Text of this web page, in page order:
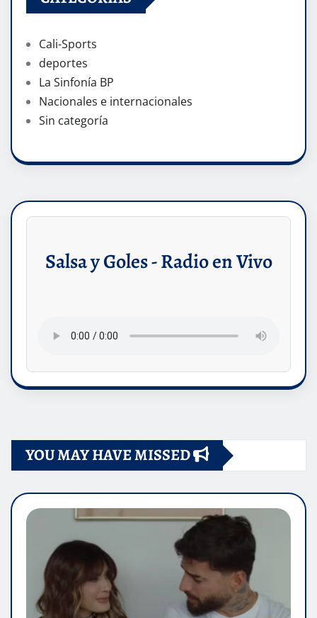
Cali-Sports
deportes
La Sinfonía BP
Nacionales e internacionales
Sin categoría
Salsa y Goles - Radio en Vivo
YOU MAY HAVE MISSED